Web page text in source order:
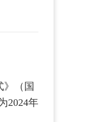
》（国
2024年